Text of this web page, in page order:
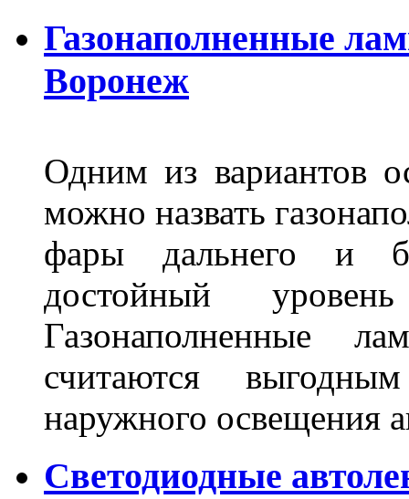
Газонаполненные
Воронеж
Одним из вариантов
можно назвать
фары дальнего и
достойный
Газонаполненные
считаются
наружного освещения
Светодиодные